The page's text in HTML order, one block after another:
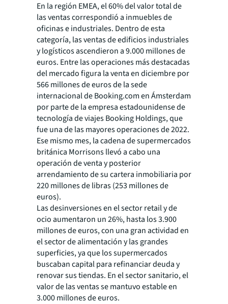
En la región EMEA, el 60% del valor total de
las ventas correspondió a inmuebles de
oficinas e industriales. Dentro de esta
categoría, las ventas de edificios industriales
y logísticos ascendieron a 9.000 millones de
euros. Entre las operaciones más destacadas
del mercado figura la venta en diciembre por
566 millones de euros de la sede
internacional de Booking.com en Ámsterdam
por parte de la empresa estadounidense de
tecnología de viajes Booking Holdings, que
fue una de las mayores operaciones de 2022.
Ese mismo mes, la cadena de supermercados
británica Morrisons llevó a cabo una
operación de venta y posterior
arrendamiento de su cartera inmobiliaria por
220 millones de libras (253 millones de
euros).
Las desinversiones en el sector retail y de
ocio aumentaron un 26%, hasta los 3.900
millones de euros, con una gran actividad en
el sector de alimentación y las grandes
superficies, ya que los supermercados
buscaban capital para refinanciar deuda y
renovar sus tiendas. En el sector sanitario, el
valor de las ventas se mantuvo estable en
3.000 millones de euros.